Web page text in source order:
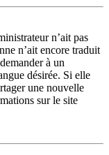
n’ait pas
n’ait encore traduit
à un
désirée. Si elle
une nouvelle
sur le site